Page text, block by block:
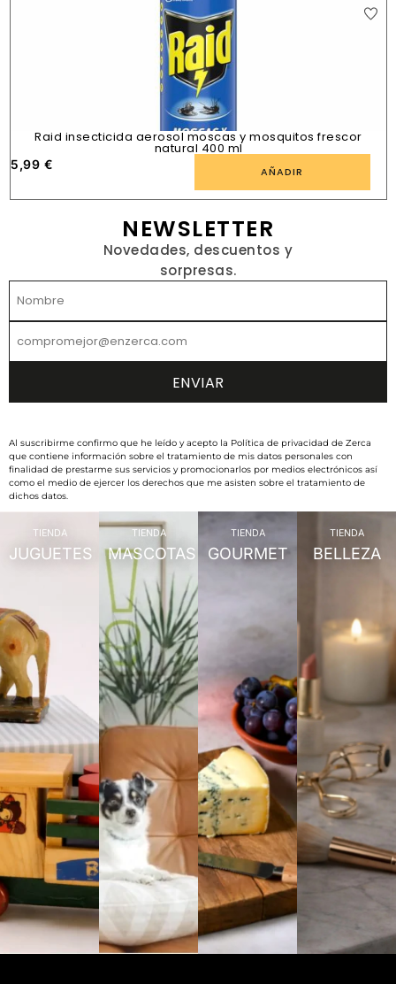
Raid insecticida aerosol moscas y mosquitos frescor
natural 400 ml
5,99 € AÑADIR
NEWSLETTER
Novedades, descuentos y
sorpresas.
Al suscribirme confirmo que he leído y acepto la Política de privacidad de Zerca
que contiene información sobre el tratamiento de mis datos personales con
finalidad de prestarme sus servicios y promocionarlos por medios electrónicos así
como el medio de ejercer los derechos que me asisten sobre el tratamiento de
dichos datos.
TIENDA
JUGUETES
TIENDA
MASCOTAS
TIENDA
GOURMET
TIENDA
BELLEZA